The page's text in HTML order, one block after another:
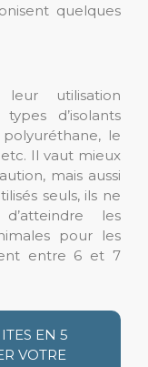
quelques
leur utilisation
d’isolants
le
Il vaut mieux
mais aussi
seuls, ils ne
les
pour les
entre 6 et 7
EN 5
VOTRE